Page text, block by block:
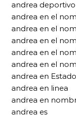
andrea deportivo
andrea en el
andrea en el
andrea en el
andrea en el
andrea en el
andrea en
andrea en linea
andrea en
andrea es